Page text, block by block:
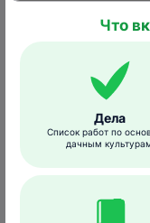
рябина,
Размножение
В году
Самки
Что
Дела
Список работ по
дачным